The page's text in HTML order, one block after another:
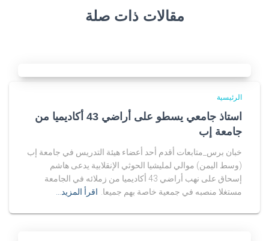
مقالات ذات صلة
الرئيسية
استاذ جامعي يسطو على أراضي 43 أكاديميا من
جامعة إب
خبان برس_متابعات أقدم أحد أعضاء هيئة التدريس في جامعة إب
(وسط اليمن) موالي لمليشيا الحوثي الإنقلابية يدعى هاشم
إسحاق على نهب أراضي 43 أكاديميا من زملائه في الجامعة
مستغلا منصبه في جمعية خاصة بهم جميعا.
اقرأ المزيد…